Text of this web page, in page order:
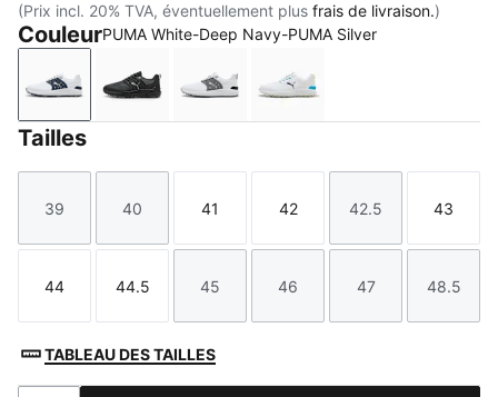
(Prix incl. 20% TVA, éventuellement plus frais de livraison.)
CouleurPUMA White-Deep Navy-PUMA Silver
PUMA White-Deep Navy-PUMA Silver
PUMA Black-PUMA Black-PUMA Black
PUMA White-Slate Sky-PUMA
PUMA White-Apple
Tailles
Taille
39
Taille
40
Taille
41
Taille
42
Taille
42.5
Taille
43
Taille
44
Taille
44.5
Taille
45
Taille
46
Taille
47
Taille
48.5
TABLEAU DES TAILLES